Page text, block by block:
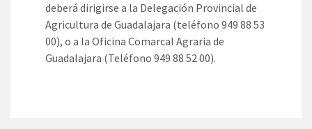
deberá dirigirse a la Delegación Provincial de
Agricultura de Guadalajara (teléfono 949 88 53
00), o a la Oficina Comarcal Agraria de
Guadalajara (Teléfono 949 88 52 00).